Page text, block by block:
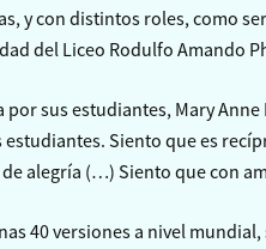
y con distintos roles, como
del Liceo Rodulfo Amando
sus estudiantes, Mary
Siento que es
alegría (…) Siento que con
40 versiones a nivel